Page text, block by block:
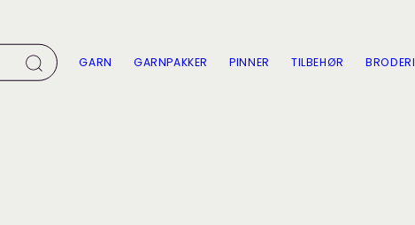
GARN GARNPAKKER PINNER TILBEHØR BRODERI